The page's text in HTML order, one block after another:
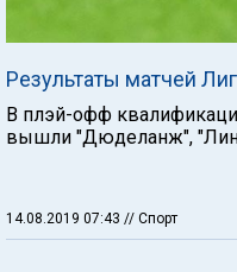
Результаты матчей
В плэй-офф
вышли "Дюделанж",
14.08.2019 07:43 // Спорт